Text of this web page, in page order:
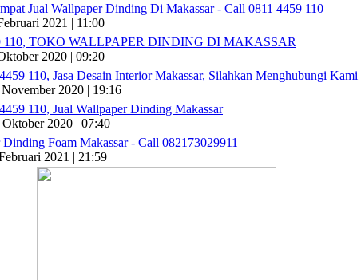
Jual Wallpaper Dinding Di Makassar - Call 0811 4459 110
2021 | 11:00
110, TOKO WALLPAPER DINDING DI MAKASSAR
2020 | 09:20
110, Jasa Desain Interior Makassar, Silahkan Menghubungi
November 2020 | 19:16
110, Jual Wallpaper Dinding Makassar
2020 | 07:40
Dinding Foam Makassar - Call 082173029911
2021 | 21:59